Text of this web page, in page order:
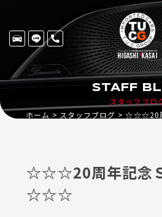
スタッフブロ
STAFF
ホーム スタッフブログ ☆☆☆20
☆☆☆20周年記念
☆☆☆